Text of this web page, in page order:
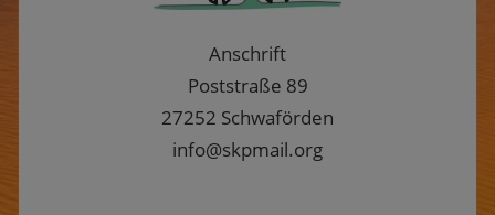
Anschrift
Poststraße 89
27252 Schwaförden
info@skpmail.org